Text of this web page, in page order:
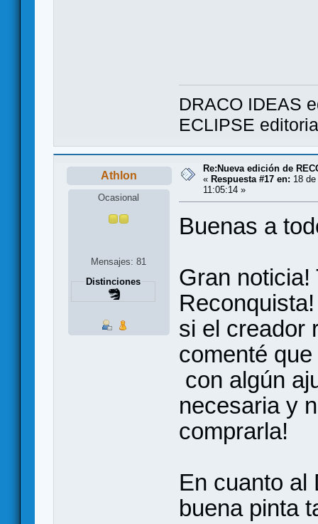
DRACO IDEAS
ECLIPSE
Athlon
Ocasional
Mensajes: 81
Distinciones
Re:Nueva edición de
« Respuesta #17 en: 18
11:05:14 »
Buenas a
Gran noticia!
si el creador
comenté
con algún
necesaria y
comprarla!
En cuanto al
buena pinta